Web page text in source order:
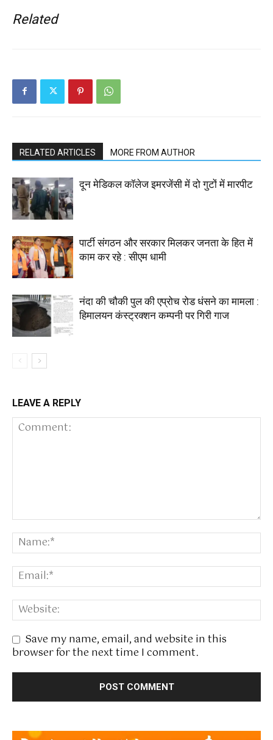
Related
RELATED ARTICLES MORE FROM AUTHOR
दून मेडिकल कॉलेज इमरजेंसी में दो गुटों में मारपीट
पार्टी संगठन और सरकार मिलकर जनता के हित में
काम कर रहे : सीएम धामी
नंदा की चौकी पुल की एप्रोच रोड धंसने का मामला :
हिमालयन कंस्ट्रक्शन कम्पनी पर गिरी गाज
LEAVE A REPLY
Save my name, email, and website in this
browser for the next time I comment.